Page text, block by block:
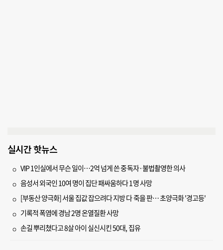
실시간 핫뉴스
VIP 1인실에서 무슨 일이…2억 넘게 쓴 중독자·불법촬영한 의사
음성서 외국인 10여 명이 집단 패싸움하다 1명 사망
[부동산 양극화] 서울 집값 잡으려다 지방 다 죽을 판… 초양극화 '경고등'
기록적 폭염에 경남 2명 온열질환 사망
손길 뿌리쳤다고 8살 아이 실신시킨 50대, 집유